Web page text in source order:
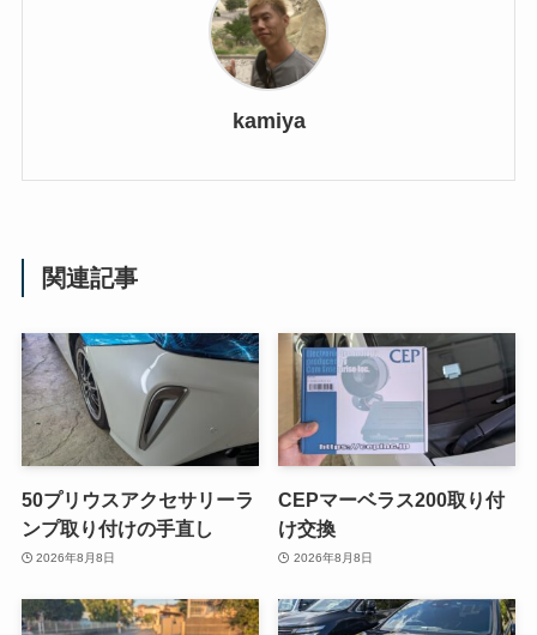
kamiya
関連記事
50プリウスアクセサリーラ
ンプ取り付けの手直し
2026年8月8日
CEPマーベラス200取り付
け交換
2026年8月8日